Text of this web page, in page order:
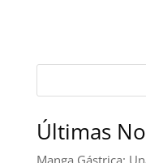
Últimas
Manga Gástrica: